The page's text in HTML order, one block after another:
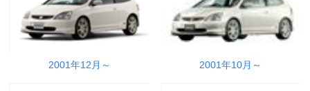
2001年12月～ 2001年10月～